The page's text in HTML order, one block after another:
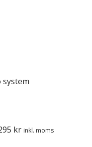
system
kr inkl. moms